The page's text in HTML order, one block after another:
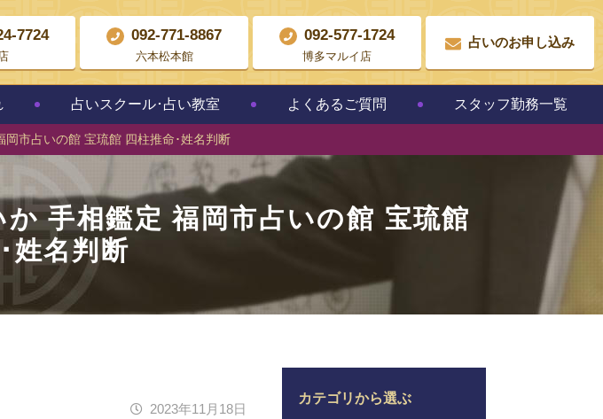
7724 092-771-8867
六本松本館
092-577-1724
博多マルイ店
占いのお申し込み
占いスクール･占い教室 よくあるご質問 スタッフ勤務一覧
市占いの館 宝琉館 四柱推命･姓名判断
手相鑑定 福岡市占いの館 宝琉館
姓名判断
2023年11月18日
カテゴリから選ぶ